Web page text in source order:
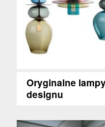
Oryginalne
designu